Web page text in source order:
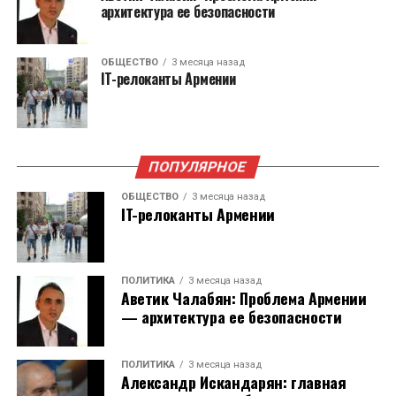
себя возьмет Министерство экономики.
Антикоррупционное бюро были учреждены
для выполнения рекомендаций Европейского
Союза в 2023 году.
архитектура ее безопасности
ОБЩЕСТВО 3 месяца назад
IT-релоканты Армении
ПОПУЛЯРНОЕ
ОБЩЕСТВО 3 месяца назад
IT-релоканты Армении
ПОЛИТИКА 3 месяца назад
Аветик Чалабян: Проблема Армении
— архитектура ее безопасности
ПОЛИТИКА 3 месяца назад
Александр Искандарян: главная